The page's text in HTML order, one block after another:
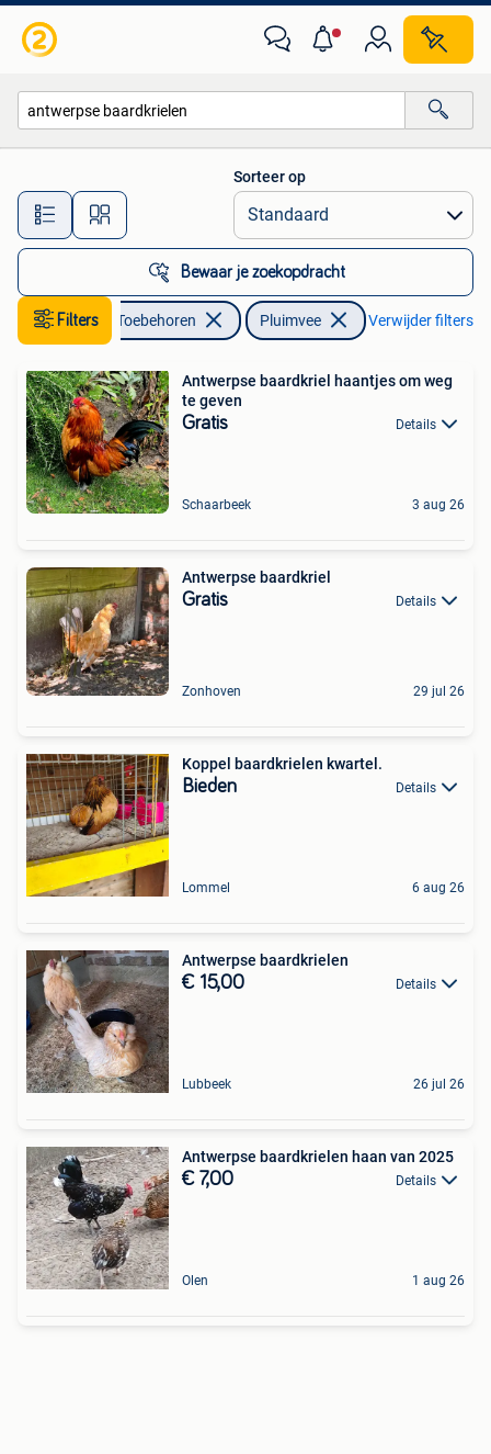
Alle afstanden…
Sorteer op
Bewaar je zoekopdracht
Filters
Dieren en Toebehoren Pluimvee Verwijder filters
Antwerpse baardkriel haantjes om weg
te geven
Gratis Details
Schaarbeek 3 aug 26
Antwerpse baardkriel
Gratis Details
Zonhoven 29 jul 26
Koppel baardkrielen kwartel.
Bieden Details
Lommel 6 aug 26
Antwerpse baardkrielen
€ 15,00 Details
Lubbeek 26 jul 26
Antwerpse baardkrielen haan van 2025
€ 7,00 Details
Olen 1 aug 26